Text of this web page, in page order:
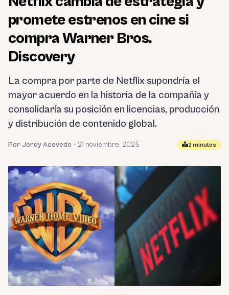
promete estrenos en cine si
compra Warner Bros.
Discovery
La compra por parte de Netflix supondría el
mayor acuerdo en la historia de la compañía y
consolidaría su posición en licencias, producción
y distribución de contenido global.
Por Jordy Acevedo • 21 noviembre, 2025 2 minutos